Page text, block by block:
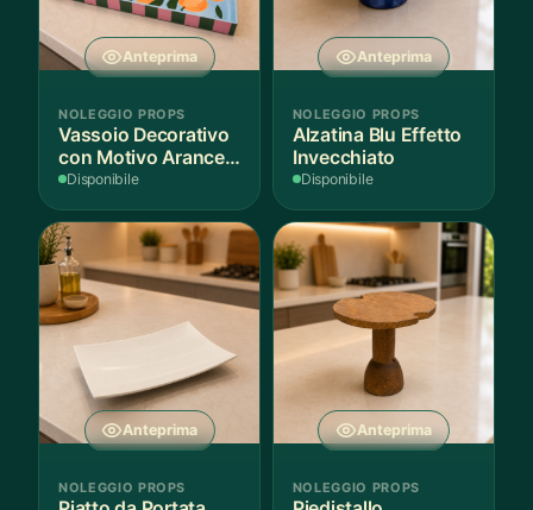
Anteprima
NOLEGGIO PROPS
Vassoio Decorativo
con Motivo Arance e
Foglie
Disponibile
Anteprima
NOLEGGIO PROPS
Alzatina Blu Effetto
Invecchiato
Disponibile
Anteprima
NOLEGGIO PROPS
Anteprima
NOLEGGIO PROPS